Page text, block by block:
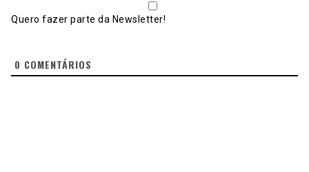
Quero fazer parte da Newsletter!
0 COMENTÁRIOS